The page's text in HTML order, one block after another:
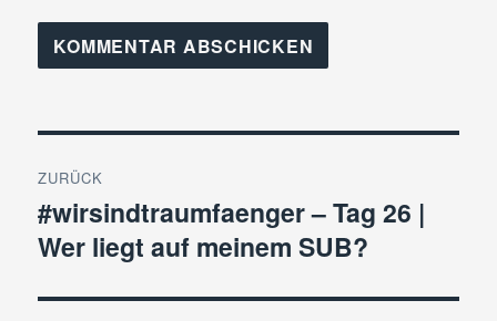
ZURÜCK
Vorheriger
Beitrag:
#wirsindtraumfaenger – Tag 26 |
Wer liegt auf meinem SUB?